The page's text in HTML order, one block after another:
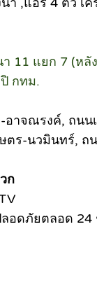
11 แยก 7 (หลั
กทม.
อาจณรงค์, ถนน
ตร-นวมินทร์, ถ
ก
อดภัยตลอด 24